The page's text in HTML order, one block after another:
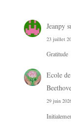
Jeanpy
23 juillet
Gratitude
Ecole
29 juin